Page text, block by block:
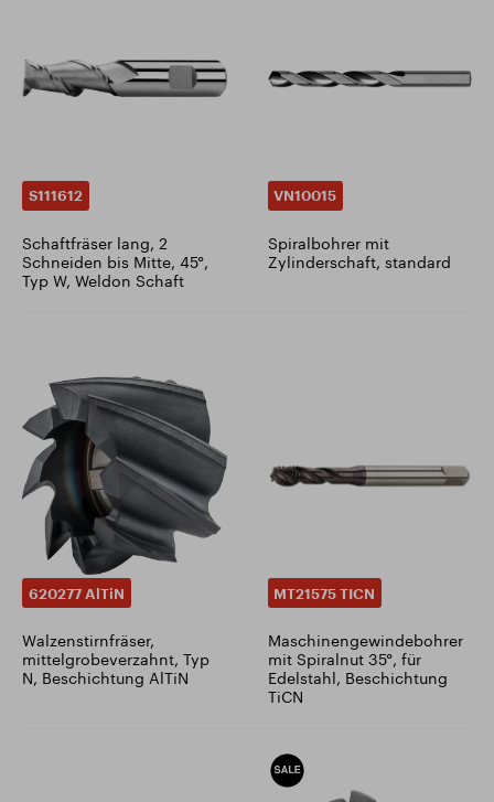
S111612
Schaftfräser lang, 2
Schneiden bis Mitte, 45°,
Typ W, Weldon Schaft
VN10015
Spiralbohrer mit
Zylinderschaft, standard
620277 AlTiN
Walzenstirnfräser,
mittelgrobeverzahnt, Typ
N, Beschichtung AlTiN
MT21575 TICN
Maschinengewindebohrer
mit Spiralnut 35°, für
Edelstahl, Beschichtung
TiCN